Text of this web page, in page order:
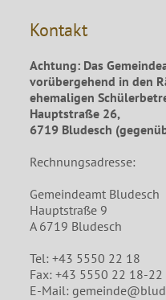
Kontakt
Achtung: Das
vorübergehend in den
ehemaligen
Hauptstraße 26,
6719 Bludesch
Rechnungsadresse:
Gemeindeamt Bludesch
Hauptstraße 9
A 6719 Bludesch
Tel: +43 5550 22 18
Fax: +43 5550 22 18-22
E-Mail: